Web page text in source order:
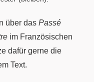
über das Passé
im Französischen
dafür gerne die
Text.